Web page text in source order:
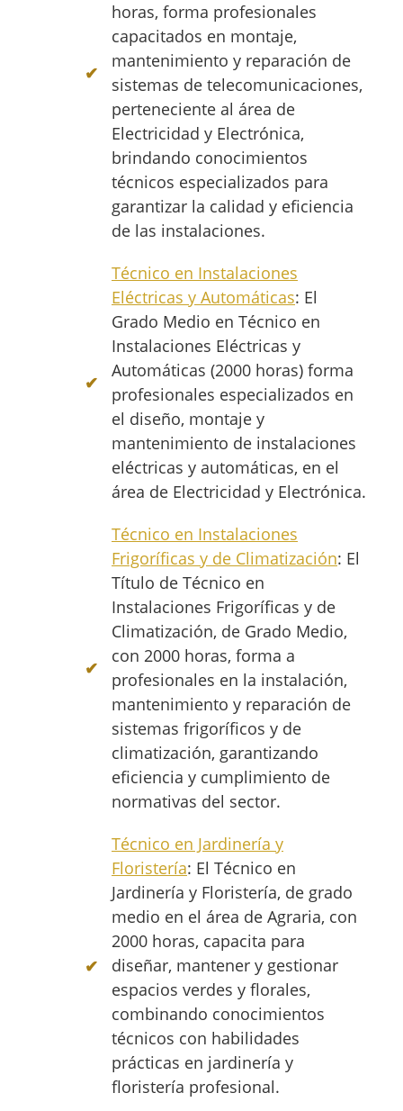
horas, forma profesionales
capacitados en montaje,
mantenimiento y reparación de
sistemas de telecomunicaciones,
perteneciente al área de
Electricidad y Electrónica,
brindando conocimientos
técnicos especializados para
garantizar la calidad y eficiencia
de las instalaciones.
Técnico en Instalaciones
Eléctricas y Automáticas: El
Grado Medio en Técnico en
Instalaciones Eléctricas y
Automáticas (2000 horas) forma
profesionales especializados en
el diseño, montaje y
mantenimiento de instalaciones
eléctricas y automáticas, en el
área de Electricidad y Electrónica.
Técnico en Instalaciones
Frigoríficas y de Climatización: El
Título de Técnico en
Instalaciones Frigoríficas y de
Climatización, de Grado Medio,
con 2000 horas, forma a
profesionales en la instalación,
mantenimiento y reparación de
sistemas frigoríficos y de
climatización, garantizando
eficiencia y cumplimiento de
normativas del sector.
Técnico en Jardinería y
Floristería: El Técnico en
Jardinería y Floristería, de grado
medio en el área de Agraria, con
2000 horas, capacita para
diseñar, mantener y gestionar
espacios verdes y florales,
combinando conocimientos
técnicos con habilidades
prácticas en jardinería y
floristería profesional.